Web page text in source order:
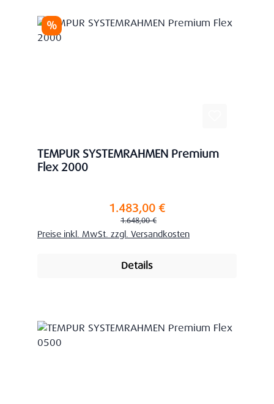
Rabatt
%
TEMPUR SYSTEMRAHMEN Premium
Flex 2000
Verkaufspreis:1.483,00 €
Regulärer Preis:
1.648,00 €
Preise inkl. MwSt. zzgl. Versandkosten
Details